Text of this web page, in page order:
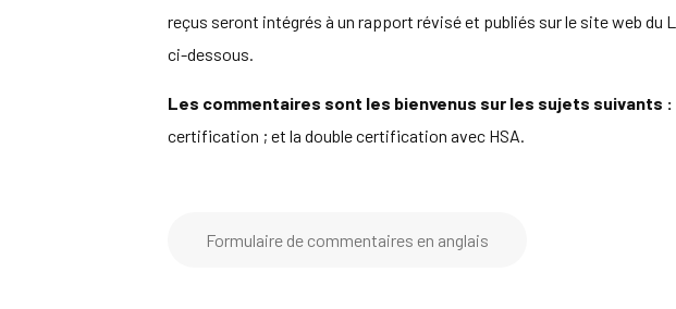
reçus seront intégrés à un rapport révisé et publiés sur le site web
ci-dessous.
Les commentaires sont les bienvenus sur les sujets suivants :
certification ; et la double certification avec HSA.
Formulaire de commentaires en anglais